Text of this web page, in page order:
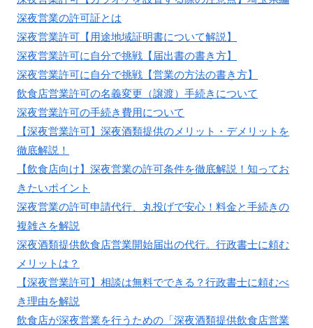
深夜営業の許可証とは
深夜営業許可【用途地域証明書について解説】
深夜営業許可に自分で挑戦【届出書の書き方】
深夜営業許可に自分で挑戦【営業の方法の書き方】
飲食店営業許可の名義変更（譲渡）手続きについて
深夜営業許可の手続き費用について
【深夜営業許可】深夜酒類提供のメリット・デメリットを
徹底解説！
【飲食店向け】深夜営業の許可条件を徹底解説！知ってお
きたいポイント
深夜営業の許可申請代行、丸投げで安心！料金と手続きの
複雑さを解説
深夜酒類提供飲食店営業開始届出の代行。行政書士に頼む
メリットは？
【深夜営業許可】相談は無料でできる？行政書士に頼むべ
き理由を解説
飲食店が深夜営業を行うための「深夜酒類提供飲食店営業